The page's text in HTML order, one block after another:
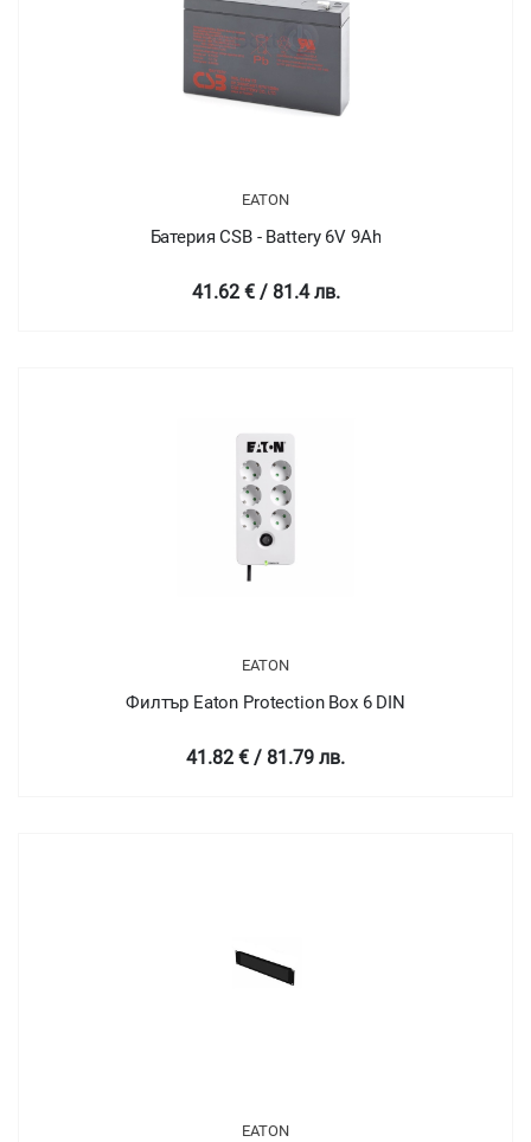
EATON
Батерия CSB - Battery 6V 9Ah
41.62 € / 81.4 лв.
EATON
Филтър Eaton Protection Box 6 DIN
41.82 € / 81.79 лв.
EATON